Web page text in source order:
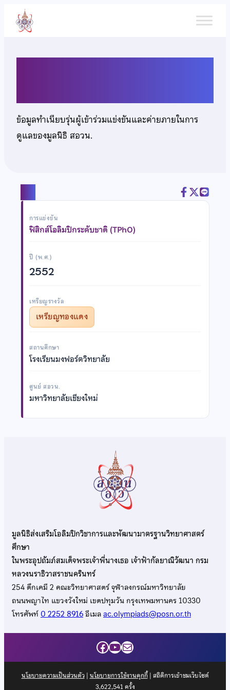
เนื้อหา
ข้อมูลทำเนียบรุ่นผู้เข้าร่วมแข่งขันและค่ายภายในการ
ดูแลของมูลนิธิ สอวน.
การแข่งขัน
ฟิสิกส์โอลิมปิกระดับชาติ (TPhO)
ปี (พ.ศ.)
2552
เหรียญรางวัล
เหรียญทองแดง
สถานศึกษา
โรงเรียนมงฟอร์ตวิทยาลัย
ศูนย์ สอวน.
มหาวิทยาลัยเชียงใหม่
มูลนิธิส่งเสริมโอลิมปิกวิชาการและพัฒนามาตรฐานวิทยาศาสตร์
ศึกษา
ในพระอุปถัมภ์สมเด็จพระเจ้าพี่นางเธอ เจ้าฟ้ากัลยาณิวัฒนา กรม
หลวงนราธิวาสราชนครินทร์
254 ตึกเคมี 2 คณะวิทยาศาสตร์ จุฬาลงกรณ์มหาวิทยาลัย
ถนนพญาไท แขวงวังใหม่ เขตปทุมวัน กรุงเทพมหานคร 10330
โทรศัพท์0 2252 8916อีเมลac.olympiads@posn.or.th
Facebook
YouTube
Mail
นโยบายความเป็นส่วนตัว| นโยบายการใช้งานคุกกี้| สถิติการเข้าชมเว็บไซต์
3,622,541ครั้ง